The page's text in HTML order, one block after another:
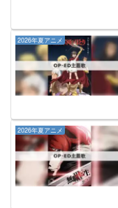
2026年夏アニメ
2026年夏アニメ